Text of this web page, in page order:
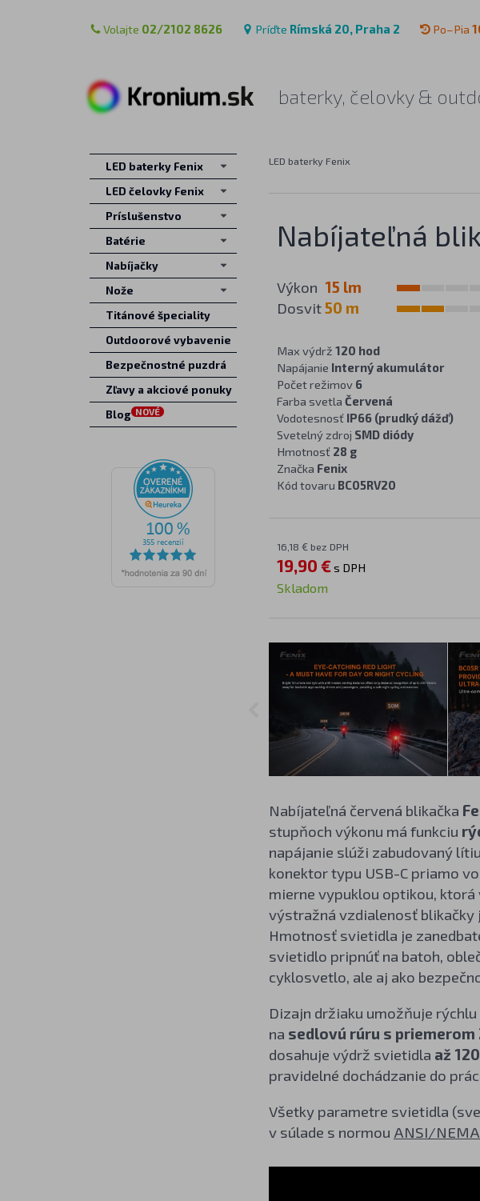
Volajte 02/2102 8626 Príďte Rímská 20, Praha 2 Po–Pia
baterky, čelovky &
LED baterky Fenix
Nabíjateľná
Výkon 15 lm
Dosvit50 m
Max výdrž 120 hod
Napájanie Interný akumulátor
Počet režimov 6
Farba svetla Červená
Vodotesnosť IP66 (prudký dážď)
Svetelný zdroj SMD diódy
Hmotnosť 28 g
Značka Fenix
Kód tovaru BC05RV20
16,18 € bez DPH
19,90 €s DPH
Skladom
Nabíjateľná červená blikačka
stupňoch výkonu má funkciu
napájanie slúži zabudovaný
konektor typu USB-C priamo
mierne vypuklou optikou,
výstražná vzdialenosť
Hmotnosť svietidla je
svietidlo pripnúť na batoh,
cyklosvetlo, ale aj ako
Dizajn držiaku umožňuje
na sedlovú rúru s
dosahuje výdrž svietidla až
pravidelné dochádzanie do
Všetky parametre svietidla
v súlade s normou ANSI/
LED baterky Fenix
LED čelovky Fenix
Príslušenstvo
Batérie
Nabíjačky
Nože
Titánové špeciality
Outdoorové vybavenie
Bezpečnostné puzdrá
Zľavy a akciové ponuky
Blog NOVÉ